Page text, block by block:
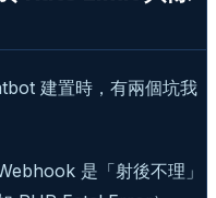
建置時，有兩個坑我
是「射後不理」